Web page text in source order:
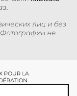
лиц и без
не
POUR LA